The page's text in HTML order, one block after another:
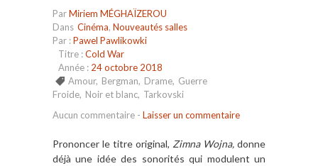
ParMiriem MÉGHAÏZEROU
Dans Cinéma, Nouveautés salles
Par :Pawel Pawlikowki
Titre :Cold War
Année : 24 octobre 2018
Amour, Bergman, Drame, Guerre
Froide, Noir et blanc, Tarkovski
Aucun commentaire - Laisser un commentaire
Prononcer le titre original, Zimna Wojna, donne
déjà une idée des sonorités qui modulent un